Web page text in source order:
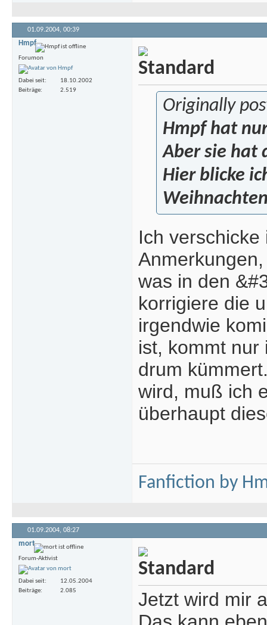
01.09.2004, 00:39
Hmpf
Forumon
Dabei seit
18.10.2002
Beiträge
2.519
Originally
Hmpf hat
Aber sie hat
Hier blicke
Ich
was in den
korrigiere die
irgendwie
ist, kommt nur
drum
wird, muß ich
überhaupt
Fanfiction by
01.09.2004, 08:27
mort
Forum-Aktivist
Dabei seit
12.05.2004
Beiträge
2.085
Jetzt wird mir